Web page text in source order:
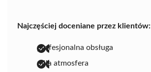
Najczęściej doceniane przez klientów:
profesjonalna obsługa
miła atmosfera